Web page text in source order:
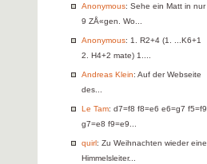
Anonymous: Sehe ein Matt in nur
9 ZÅ«gen. Wo...
Anonymous: 1. R2+4 (1. ...K6+1
2. H4+2 mate) 1....
Andreas Klein: Auf der Webseite
des...
Le Tam: d7=f8 f8=e6 e6=g7 f5=f9
g7=e8 f9=e9...
quirl: Zu Weihnachten wieder eine
Himmelsleiter...